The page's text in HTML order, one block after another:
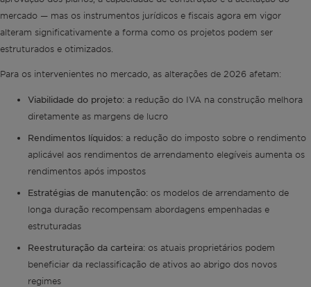
mercado — mas os instrumentos jurídicos e fiscais agora em vigor
alteram significativamente a forma como os projetos podem ser
estruturados e otimizados.
Para os intervenientes no mercado, as alterações de 2026 afetam:
Viabilidade do projeto: a redução do IVA na construção melhora
diretamente as margens de lucro
Rendimentos líquidos: a redução do imposto sobre o rendimento
aplicável aos rendimentos de arrendamento elegíveis aumenta os
rendimentos após impostos
Estratégias de manutenção: os modelos de arrendamento de
longa duração recompensam abordagens empenhadas e
estruturadas
Reestruturação da carteira: os atuais proprietários podem
beneficiar da reclassificação de ativos ao abrigo dos novos
regimes